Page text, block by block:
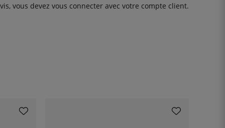
vous devez vous connecter avec votre compte client.